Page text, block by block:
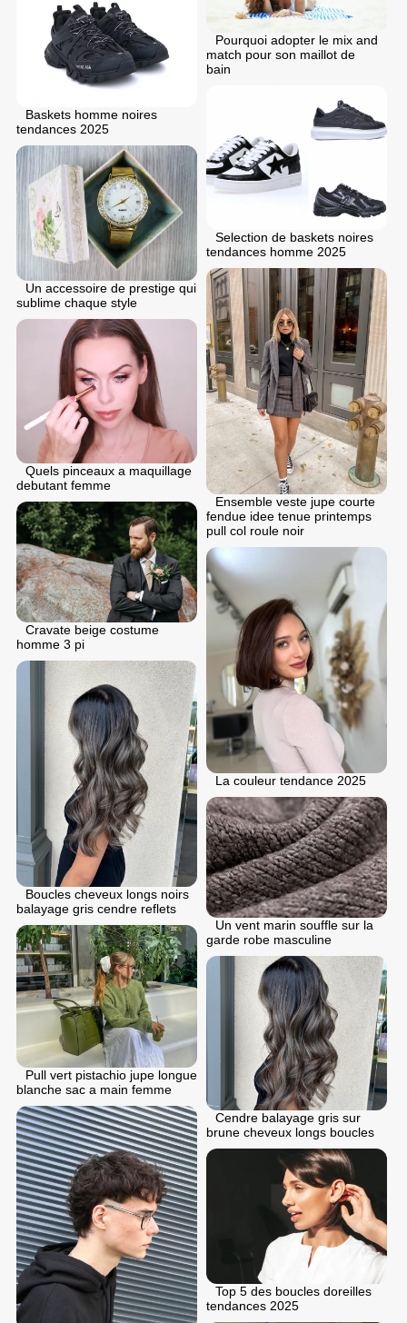
Pourquoi adopter le mix and
match pour son maillot de
bain
Baskets homme noires
tendances 2025
Selection de baskets noires
tendances homme 2025
Un accessoire de prestige qui
sublime chaque style
Ensemble veste jupe courte
fendue idee tenue printemps
pull col roule noir
Quels pinceaux a maquillage
debutant femme
Cravate beige costume
homme 3 pi
La couleur tendance 2025
Boucles cheveux longs noirs
balayage gris cendre reflets
Un vent marin souffle sur la
garde robe masculine
Pull vert pistachio jupe longue
blanche sac a main femme
Cendre balayage gris sur
brune cheveux longs boucles
Top 5 des boucles doreilles
tendances 2025